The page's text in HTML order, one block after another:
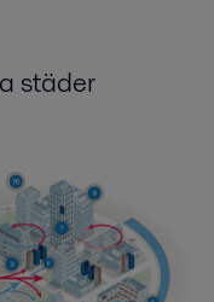
städer